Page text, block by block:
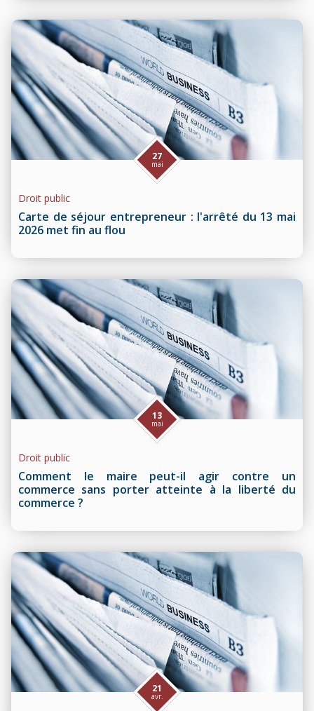
Carte de séjour entrepreneur : l'arrêté du 13 mai
2026 met fin au flou
27
mai
Droit public
Comment le maire peut-il agir contre un
commerce sans porter atteinte à la liberté du
commerce ?
13
mai
Droit public
21
avr.